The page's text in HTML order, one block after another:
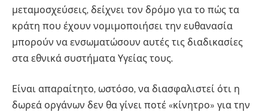
μεταμοσχεύσεις, δείχνει τον δρόμο για το πώς τα
κράτη που έχουν νομιμοποιήσει την ευθανασία
μπορούν να ενσωματώσουν αυτές τις διαδικασίες
στα εθνικά συστήματα Υγείας τους.
Είναι απαραίτητο, ωστόσο, να διασφαλιστεί ότι η
δωρεά οργάνων δεν θα γίνει ποτέ «κίνητρο» για την